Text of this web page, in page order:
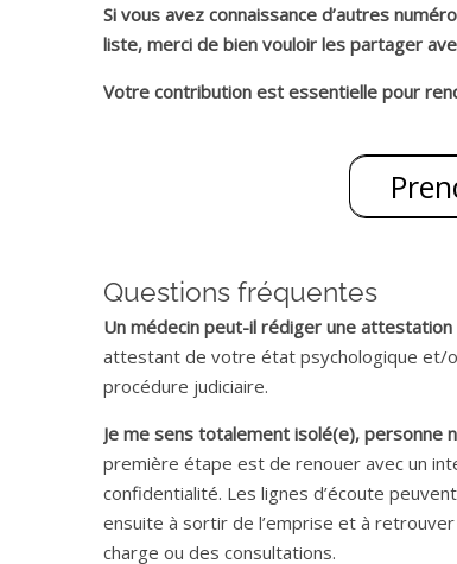
Si vous avez connaissance d’autres
liste, merci de bien vouloir les partager
Votre contribution est essentielle pour
Questions fréquentes
Un médecin peut-il rédiger une attestation
attestant de votre état psychologique et/
procédure judiciaire.
Je me sens totalement isolé(e), personne
première étape est de renouer avec un
confidentialité. Les lignes d’écoute
ensuite à sortir de l’emprise et à
charge ou des consultations.